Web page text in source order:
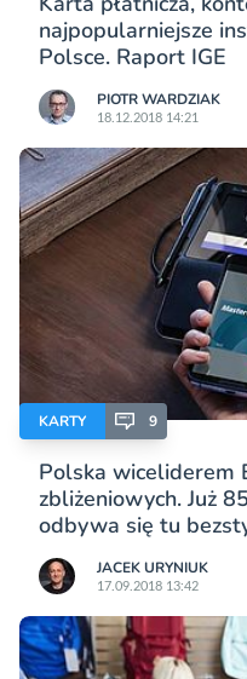
najpopularniejsze
Polsce. Raport IGE
PIOTR WARDZIAK
18.12.2018 14:21
KARTY 9
Polska wiceliderem
zbliżeniowych. Już
odbywa się tu
JACEK URYNIUK
17.09.2018 13:42